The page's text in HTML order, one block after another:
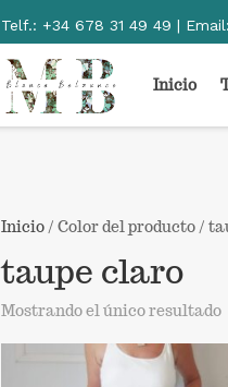
Telf.: +34 678 31 49 49 |
Inicio
Inicio / Color del producto /
taupe claro
Mostrando el único resultado